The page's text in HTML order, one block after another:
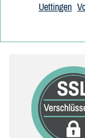
Uettingen